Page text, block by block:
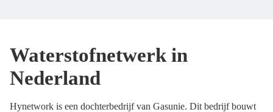
Waterstofnetwerk in
Nederland
Hynetwork is een dochterbedrijf van Gasunie. Dit bedrijf bouwt